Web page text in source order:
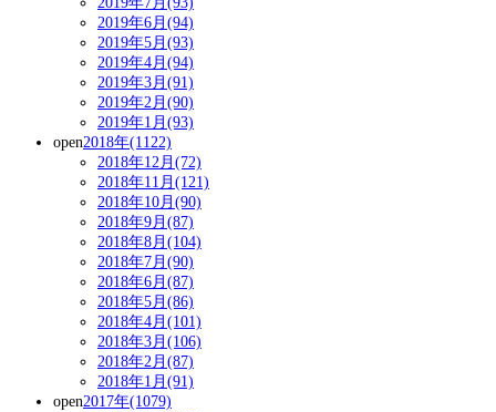
2019年6月(94)
2019年5月(93)
2019年4月(94)
2019年3月(91)
2019年2月(90)
2019年1月(93)
open2018年(1122)
2018年12月(72)
2018年11月(121)
2018年10月(90)
2018年9月(87)
2018年8月(104)
2018年7月(90)
2018年6月(87)
2018年5月(86)
2018年4月(101)
2018年3月(106)
2018年2月(87)
2018年1月(91)
open2017年(1079)